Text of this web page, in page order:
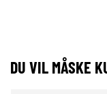
DU VIL MÅSKE